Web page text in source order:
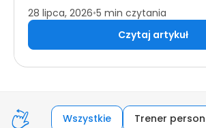
28 lipca, 2026•5 min czytania
Czytaj artykuł
Wszystkie Trener